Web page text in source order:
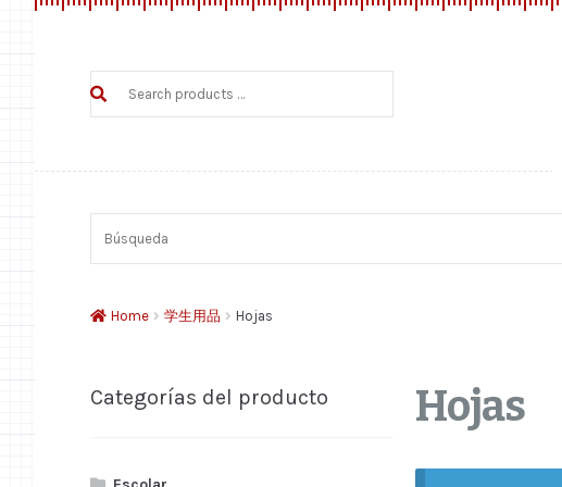
products
Home 学生用品 Hojas
Hojas
Categorías del producto